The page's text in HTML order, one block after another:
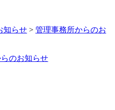
知らせ > 管理事務所からのお
のお知らせ